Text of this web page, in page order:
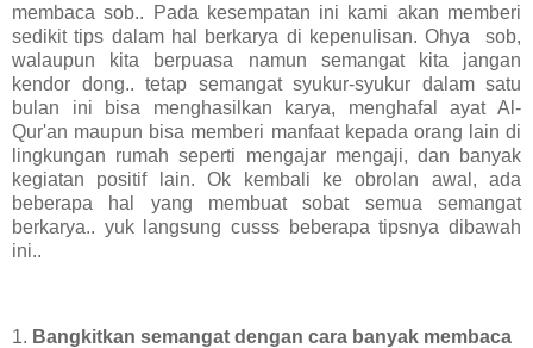
membaca sob.. Pada kesempatan ini kami akan memberi
sedikit tips dalam hal berkarya di kepenulisan. Ohya sob,
walaupun kita berpuasa namun semangat kita jangan
kendor dong.. tetap semangat syukur-syukur dalam satu
bulan ini bisa menghasilkan karya, menghafal ayat Al-
Qur'an maupun bisa memberi manfaat kepada orang lain di
lingkungan rumah seperti mengajar mengaji, dan banyak
kegiatan positif lain. Ok kembali ke obrolan awal, ada
beberapa hal yang membuat sobat semua semangat
berkarya.. yuk langsung cusss beberapa tipsnya dibawah
ini..
1. Bangkitkan semangat dengan cara banyak membaca